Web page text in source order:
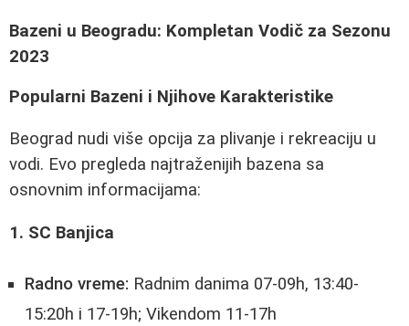
Bazeni u Beogradu: Kompletan Vodič za Sezonu
2023
Popularni Bazeni i Njihove Karakteristike
Beograd nudi više opcija za plivanje i rekreaciju u
vodi. Evo pregleda najtraženijih bazena sa
osnovnim informacijama:
1. SC Banjica
Radno vreme: Radnim danima 07-09h, 13:40-
15:20h i 17-19h; Vikendom 11-17h